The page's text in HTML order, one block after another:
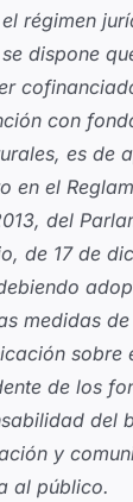
régimen
dispone
con
es de
en el
del
de 17 de
medidas
sobre
de los
del
y
al público.